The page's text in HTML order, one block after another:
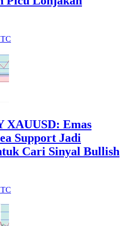
XAUUSD: Emas
Support Jadi
Cari Sinyal Bullish